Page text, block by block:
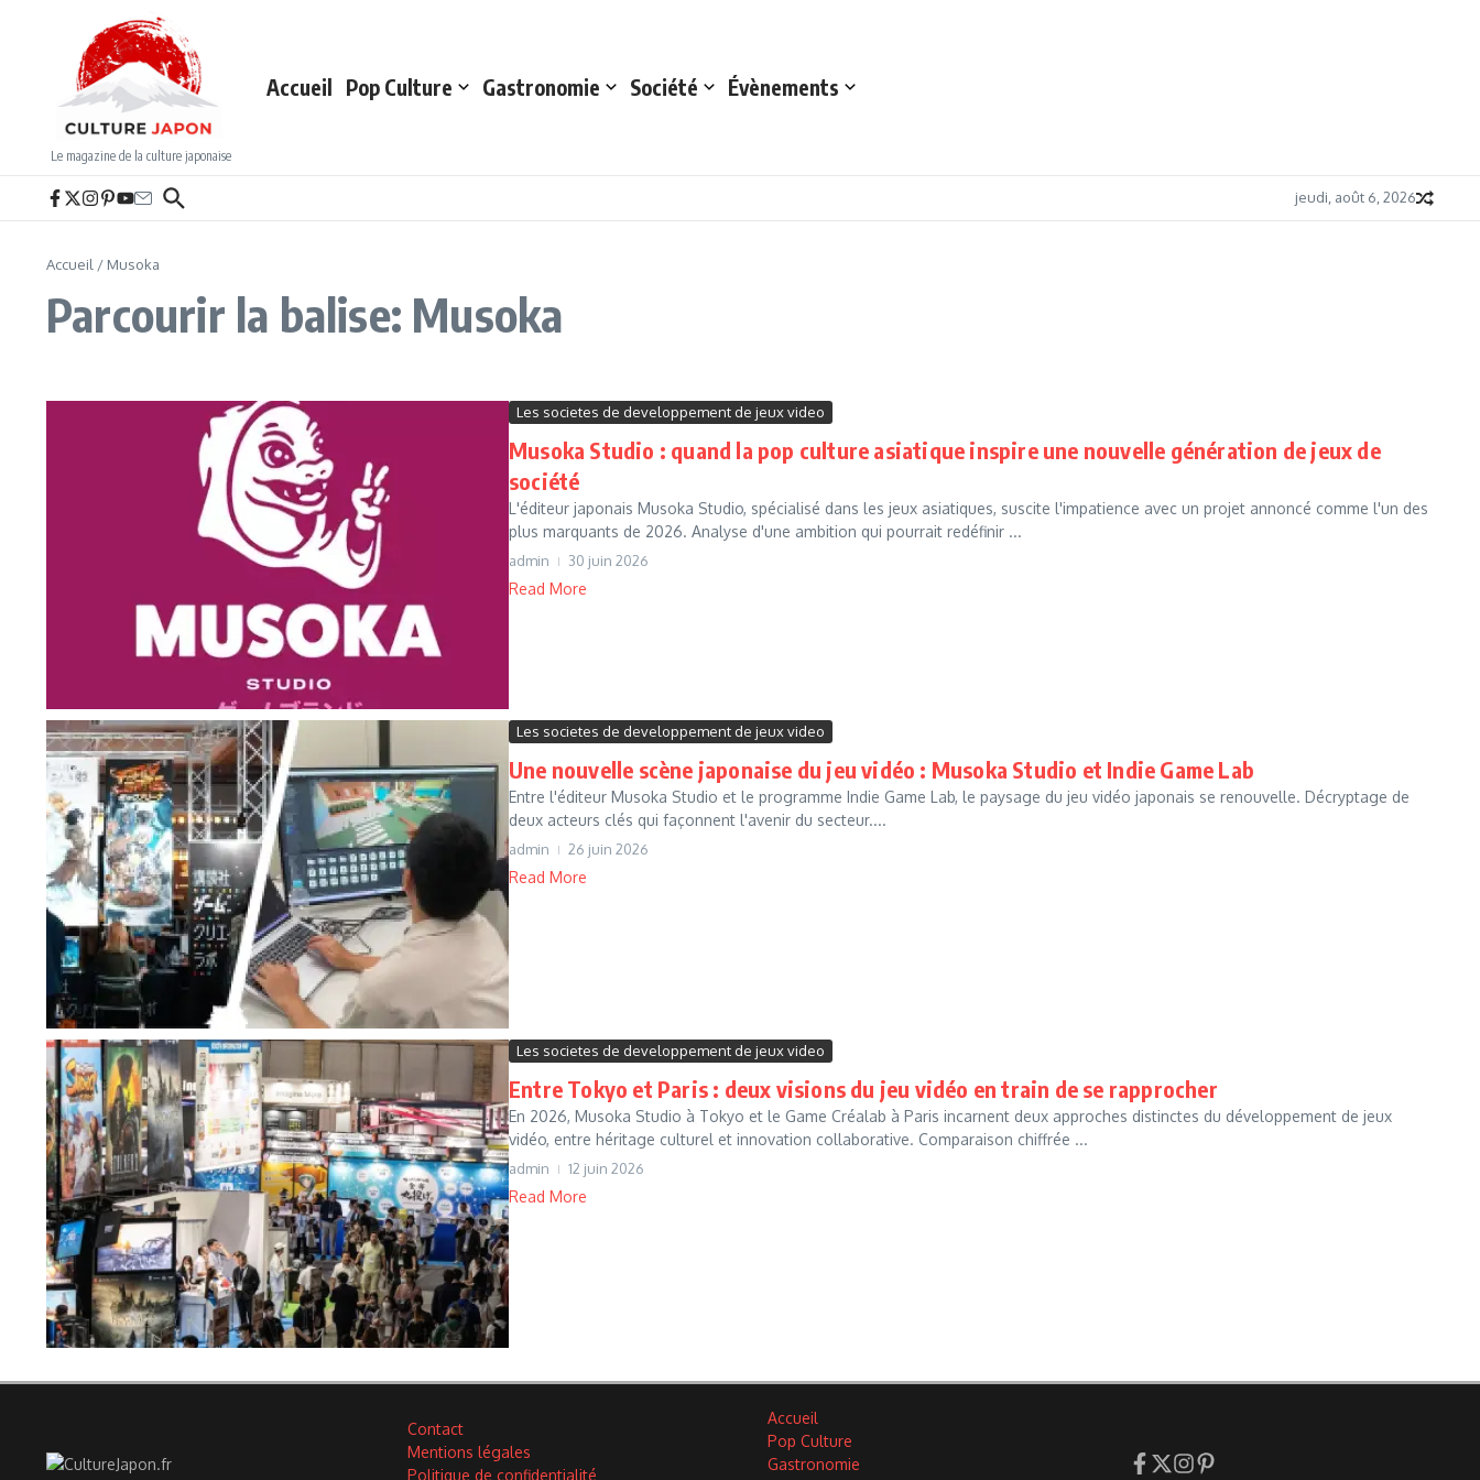
Le magazine de la culture japonaise
Accueil Pop Culture Gastronomie Société Évènements
jeudi, août 6, 2026
Accueil / Musoka
Parcourir la balise: Musoka
Les societes de developpement de jeux video
Musoka Studio : quand la pop culture asiatique inspire une nouvelle génération de jeux de
société
L'éditeur japonais Musoka Studio, spécialisé dans les jeux asiatiques, suscite l'impatience avec un projet annoncé comme l'un des
plus marquants de 2026. Analyse d'une ambition qui pourrait redéfinir ...
admin 30 juin 2026
Read More
Les societes de developpement de jeux video
Une nouvelle scène japonaise du jeu vidéo : Musoka Studio et Indie Game Lab
Entre l'éditeur Musoka Studio et le programme Indie Game Lab, le paysage du jeu vidéo japonais se renouvelle. Décryptage de
deux acteurs clés qui façonnent l'avenir du secteur....
admin 26 juin 2026
Read More
Les societes de developpement de jeux video
Entre Tokyo et Paris : deux visions du jeu vidéo en train de se rapprocher
En 2026, Musoka Studio à Tokyo et le Game Créalab à Paris incarnent deux approches distinctes du développement de jeux
vidéo, entre héritage culturel et innovation collaborative. Comparaison chiffrée ...
admin 12 juin 2026
Read More
Contact
Mentions légales
Politique de confidentialité
Accueil
Pop Culture
Gastronomie